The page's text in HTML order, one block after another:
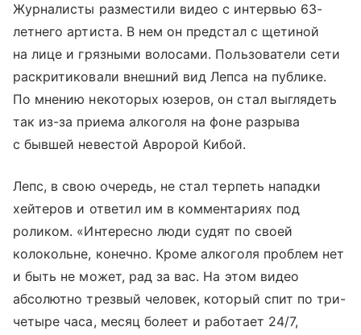
Журналисты разместили видео с интервью 63-
летнего артиста. В нем он предстал с щетиной
на лице и грязными волосами. Пользователи сети
раскритиковали внешний вид Лепса на публике.
По мнению некоторых юзеров, он стал выглядеть
так из-за приема алкоголя на фоне разрыва
с бывшей невестой Авророй Кибой.
Лепс, в свою очередь, не стал терпеть нападки
хейтеров и ответил им в комментариях под
роликом. «Интересно люди судят по своей
колокольне, конечно. Кроме алкоголя проблем нет
и быть не может, рад за вас. На этом видео
абсолютно трезвый человек, который спит по три-
четыре часа, месяц болеет и работает 24/7,